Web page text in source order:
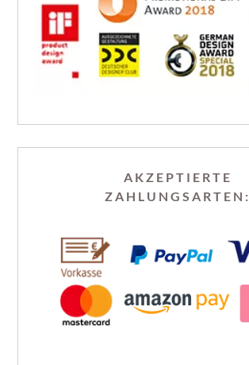
AKZEPTIERTE
ZAHLUNGSARTEN: